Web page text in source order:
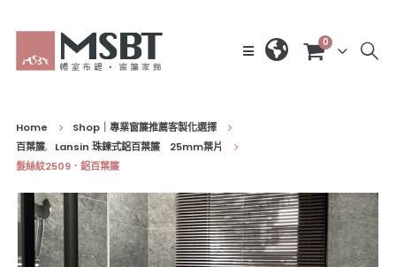
0
Home
Shop｜專業窗簾推薦客製化選擇
百葉簾, Lansin 珠鍊式鋁百葉簾 25mm葉片
髮絲紋2509．鋁百葉簾